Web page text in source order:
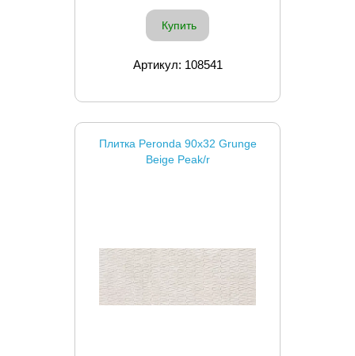
Купить
Артикул: 108541
Плитка Peronda 90x32 Grunge
Beige Peak/r